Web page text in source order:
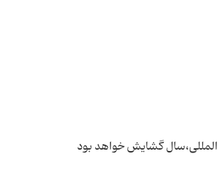
المللی،سال گشایش خواهد بود